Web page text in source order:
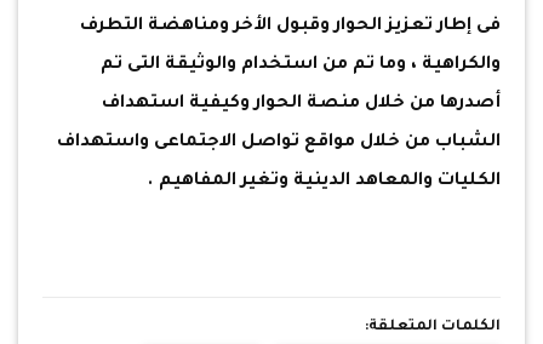
فى إطار تعزيز الحوار وقبول الأخر ومناهضة التطرف
والكراهية ، وما تم من استخدام والوثيقة التى تم
أصدرها من خلال منصة الحوار وكيفية استهداف
الشباب من خلال مواقع تواصل الاجتماعى واستهداف
الكليات والمعاهد الدينية وتغير المفاهيم .
الكلمات المتعلقة: